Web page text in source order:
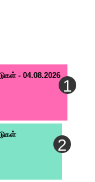
- 04.08.2026